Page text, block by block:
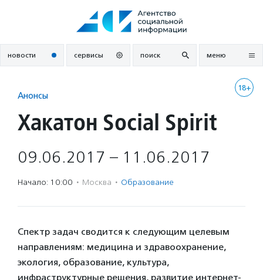
новости сервисы поиск меню
18+
Анонсы
Хакатон Social Spirit
09.06.2017 – 11.06.2017
Начало: 10:00 · Москва · Образование
Спектр задач сводится к следующим целевым
направлениям: медицина и здравоохранение,
экология, образование, культура,
инфраструктурные решения, развитие интернет-